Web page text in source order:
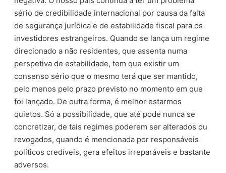
sério de credibilidade internacional por causa da falta
de segurança jurídica e de estabilidade fiscal para os
investidores estrangeiros. Quando se lança um regime
direcionado a não residentes, que assenta numa
perspetiva de estabilidade, tem que existir um
consenso sério que o mesmo terá que ser mantido,
pelo menos pelo prazo previsto no momento em que
foi lançado. De outra forma, é melhor estarmos
quietos. Só a possibilidade, que até pode nunca se
concretizar, de tais regimes poderem ser alterados ou
revogados, quando é mencionada por responsáveis
políticos credíveis, gera efeitos irreparáveis e bastante
adversos.